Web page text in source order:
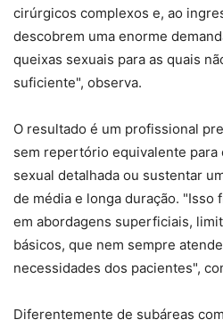
cirúrgicos complexos e, ao
descobrem uma enorme
queixas sexuais para as quais
suficiente", observa.
O resultado é um profissional
sem repertório equivalente para
sexual detalhada ou sustentar
de média e longa duração.
em abordagens superficiais,
básicos, que nem sempre
necessidades dos pacientes",
Diferentemente de subáreas